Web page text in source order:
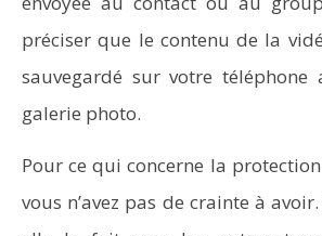
préciser que le contenu de la
sauvegardé sur votre
galerie photo.
Pour ce qui concerne la
vous n’avez pas de crainte à